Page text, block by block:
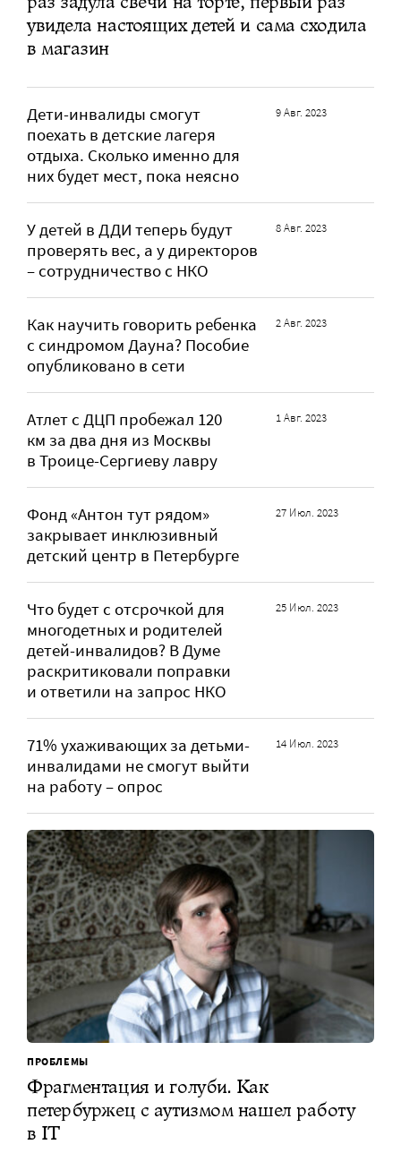
увидела настоящих детей и сама сходила
в магазин
Дети-инвалиды смогут
поехать в детские лагеря
отдыха. Сколько именно для
них будет мест, пока неясно
9 Авг. 2023
У детей в ДДИ теперь будут
проверять вес, а у директоров
– сотрудничество с НКО
8 Авг. 2023
Как научить говорить ребенка
с синдромом Дауна? Пособие
опубликовано в сети
2 Авг. 2023
Атлет с ДЦП пробежал 120
км за два дня из Москвы
в Троице-Сергиеву лавру
1 Авг. 2023
Фонд «Антон тут рядом»
закрывает инклюзивный
детский центр в Петербурге
27 Июл. 2023
Что будет с отсрочкой для
многодетных и родителей
детей-инвалидов? В Думе
раскритиковали поправки
и ответили на запрос НКО
25 Июл. 2023
71% ухаживающих за детьми-
инвалидами не смогут выйти
на работу – опрос
14 Июл. 2023
ПРОБЛЕМЫ
Фрагментация и голуби. Как
петербуржец с аутизмом нашел работу
в IT